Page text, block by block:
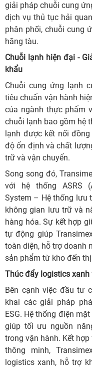
giải pháp chuỗi cung
dịch vụ thủ tục hải
phân phối, chuỗi cung
hãng tàu.
Chuỗi lạnh hiện đại -
khẩu
Chuỗi cung ứng lạnh
tiêu chuẩn vận hành
của ngành thực phẩm
chuỗi lạnh bao gồm hệ
lạnh được kết nối
độ ổn định và chất
trữ và vận chuyển.
Song song đó,
với hệ thống ASRS
System – Hệ thống lưu
không gian lưu trữ và
hàng hóa. Sự kết hợp
tự động giúp
toàn diện, hỗ trợ doanh
sản phẩm từ kho đến
Thúc đẩy logistics
Bên cạnh việc đầu tư
khai các giải pháp
ESG. Hệ thống điện
giúp tối ưu nguồn
trong vận hành. Kết
thông minh,
logistics xanh, hỗ trợ